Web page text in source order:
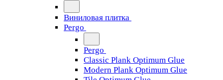
Виниловая плитка
Pergo
Pergo
Classic Plank Optimum Glue
Modern Plank Optimum Glue